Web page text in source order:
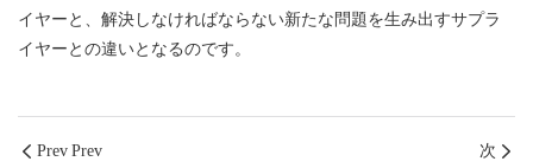
イヤーと、解決しなければならない新たな問題を生み出すサプラ
イヤーとの違いとなるのです。
Prev Prev 次